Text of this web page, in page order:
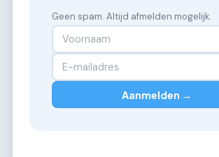
Geen spam. Altijd afmelden mogelijk.
Aanmelden →